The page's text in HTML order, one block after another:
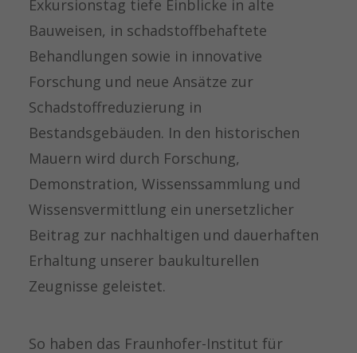
Exkursionstag tiefe Einblicke in alte
Bauweisen, in schadstoffbehaftete
Behandlungen sowie in innovative
Forschung und neue Ansätze zur
Schadstoffreduzierung in
Bestandsgebäuden. In den historischen
Mauern wird durch Forschung,
Demonstration, Wissenssammlung und
Wissensvermittlung ein unersetzlicher
Beitrag zur nachhaltigen und dauerhaften
Erhaltung unserer baukulturellen
Zeugnisse geleistet.
So haben das Fraunhofer-Institut für